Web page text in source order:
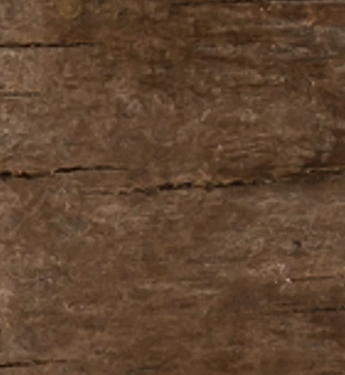
важно и
С годами он
и вкуснее.
обычно стоят
оттенка с
Вкус яркий,
нотами
и меда.
превосходно
сладковатое
4200 штук.
ценностью.